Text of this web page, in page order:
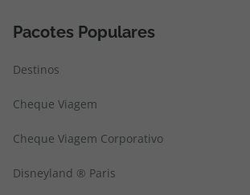
Pacotes Populares
Destinos
Cheque Viagem
Cheque Viagem Corporativo
Disneyland ® Paris